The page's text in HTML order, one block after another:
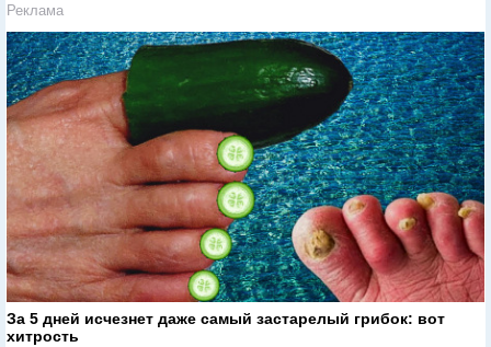
Реклама
За 5 дней исчезнет даже самый застарелый грибок: вот
хитрость